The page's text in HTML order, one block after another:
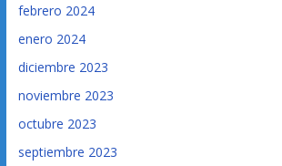
febrero 2024
enero 2024
diciembre 2023
noviembre 2023
octubre 2023
septiembre 2023